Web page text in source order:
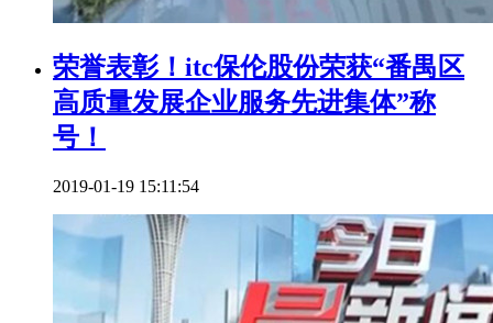
荣誉表彰！itc保伦股份荣获“番禺区
高质量发展企业服务先进集体”称
号！
2019-01-19 15:11:54